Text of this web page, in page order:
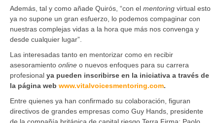
Además, tal y como añade Quirós, “con el mentoring virtual esto
ya no supone un gran esfuerzo, lo podemos compaginar con
nuestras complejas vidas a la hora que más nos convenga y
desde cualquier lugar”.
Las interesadas tanto en mentorizar como en recibir
asesoramiento online o nuevos enfoques para su carrera
profesional ya pueden inscribirse en la iniciativa a través de
la página web www.vitalvoicesmentoring.com.
Entre quienes ya han confirmado su colaboración, figuran
directivos de grandes empresas como Guy Hands, presidente
de la compañía británica de capital riesgo Terra Firma; Paolo